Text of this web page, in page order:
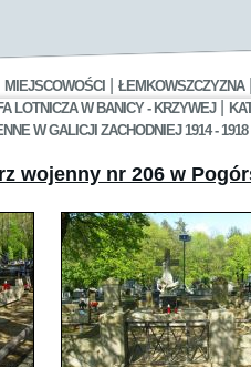
MIEJSCOWOŚCI ŁEMKOWSZCZYZNA
LOTNICZA W BANICY - KRZYWEJ|
W GALICJI ZACHODNIEJ 1914 - 1918
wojenny nr 206 w